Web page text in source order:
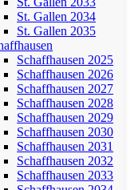
St. Gallen 2034
St. Gallen 2035
Schaffhausen 2025
Schaffhausen 2026
Schaffhausen 2027
Schaffhausen 2028
Schaffhausen 2029
Schaffhausen 2030
Schaffhausen 2031
Schaffhausen 2032
Schaffhausen 2033